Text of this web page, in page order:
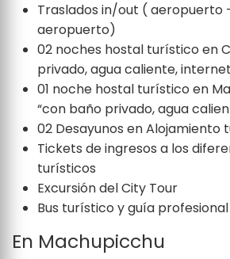
Traslados in/out ( aeropuerto
aeropuerto)
02 noches hostal turístico en
privado, agua caliente,
01 noche hostal turístico en
“con baño privado, agua
02 Desayunos en Alojamiento
Tickets de ingresos a los
turísticos
Excursión del City Tour
Bus turístico y guía
En Machupicchu